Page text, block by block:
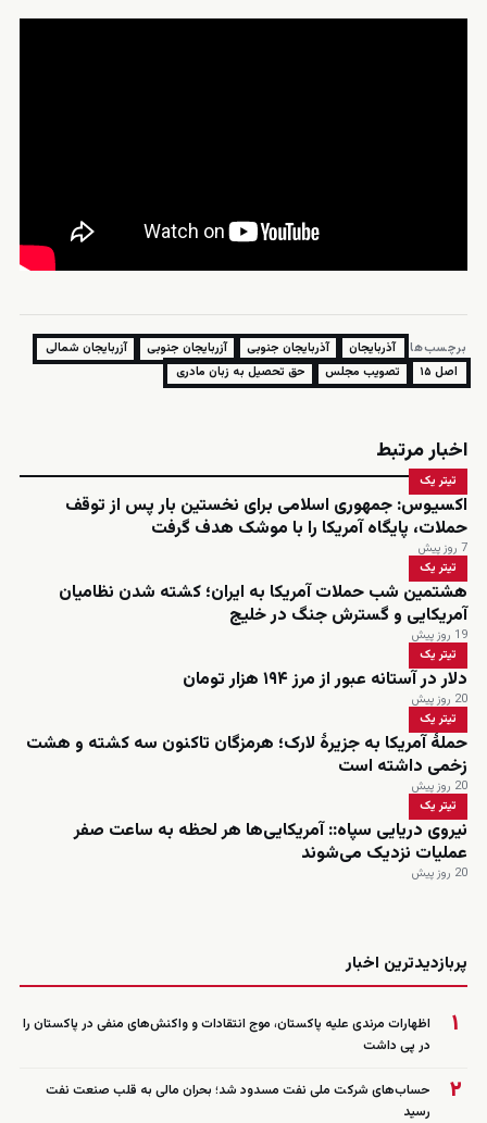
برچسب‌ها: آذربایجان آذربایجان جنوبی آزربایجان جنوبی
آزربایجان شمالی
اصل ۱۵
تصویب مجلس حق تحصیل به زبان مادری
اخبار مرتبط
تیتر یک
اکسیوس: جمهوری اسلامی برای نخستین بار پس از توقف
حملات، پایگاه آمریکا را با موشک هدف گرفت
7 روز پیش
تیتر یک
هشتمین شب حملات آمریکا به ایران؛ کشته شدن نظامیان
آمریکایی و گسترش جنگ در خلیج
19 روز پیش
تیتر یک
دلار در آستانه عبور از مرز ۱۹۴ هزار تومان
20 روز پیش
تیتر یک
حملۀ آمریکا به جزیرۀ لارک؛ هرمزگان تاکنون سه کشته و هشت
زخمی داشته است
20 روز پیش
تیتر یک
نیروی دریایی سپاه:: آمریکایی‌ها هر لحظه به ساعت صفر
عملیات نزدیک می‌شوند
20 روز پیش
پربازدیدترین اخبار
۱
اظهارات مرندی علیه پاکستان، موج انتقادات و واکنش‌های منفی در پاکستان را
در پی داشت
۲
حساب‌های شرکت ملی نفت مسدود شد؛ بحران مالی به قلب صنعت نفت
رسید